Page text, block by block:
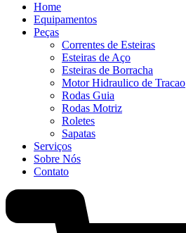
Home
Equipamentos
Peças
Correntes de Esteiras
Esteiras de Aço
Esteiras de Borracha
Motor Hidraulico de Tracao
Rodas Guia
Rodas Motriz
Roletes
Sapatas
Serviços
Sobre Nós
Contato